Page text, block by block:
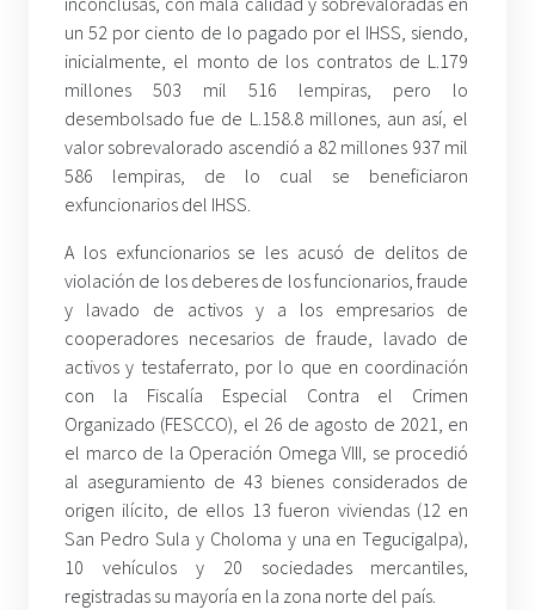
un 52 por ciento de lo pagado por el IHSS, siendo,
inicialmente, el monto de los contratos de L.179
millones 503 mil 516 lempiras, pero lo
desembolsado fue de L.158.8 millones, aun así, el
valor sobrevalorado ascendió a 82 millones 937 mil
586 lempiras, de lo cual se beneficiaron
exfuncionarios del IHSS.
A los exfuncionarios se les acusó de delitos de
violación de los deberes de los funcionarios, fraude
y lavado de activos y a los empresarios de
cooperadores necesarios de fraude, lavado de
activos y testaferrato, por lo que en coordinación
con la Fiscalía Especial Contra el Crimen
Organizado (FESCCO), el 26 de agosto de 2021, en
el marco de la Operación Omega VIII, se procedió
al aseguramiento de 43 bienes considerados de
origen ilícito, de ellos 13 fueron viviendas (12 en
San Pedro Sula y Choloma y una en Tegucigalpa),
10 vehículos y 20 sociedades mercantiles,
registradas su mayoría en la zona norte del país.